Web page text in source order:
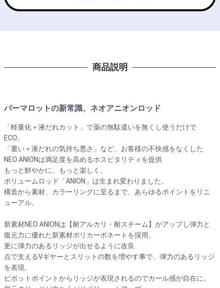
商品説明
パーマロットの新常識、ネオアニオンロッド
「軽量化＋液だれカット」で薬の無駄遣いを無くし使うだけで
ECO。
「重い＋液だれの気持ち悪さ」など、お客様の不快感をなくした
NEO ANIONは満足度を高めるホスピタリティを提供
もっと鮮やかに、もっと楽しく。
ボリュームロッド「ANION」は生まれ変わりました。
構造から素材、カラーリングに至るまで、あらゆるポイントをリニ
ューアル。
新素材NEO ANIONは【耐アルカリ・耐スチーム】がアップし弾力と
復元力に優れた新素材ポリカーボネートを採用。
更に弾力のあるリッジが出せるように改良
点で支えるVギヤーとスリットの数を増やす事で、弾力のあるリッジ
を表現。
ピボットポイントからリッジが表現されるのでカール感が自在に。